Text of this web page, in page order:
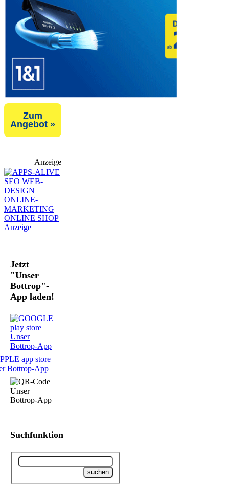
Zum
Angebot »
Anzeige
Jetzt
"Unser
Bottrop"-
App laden!
Suchfunktion